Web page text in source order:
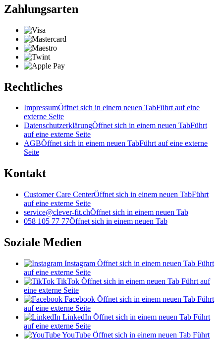
Zahlungsarten
Rechtliches
ImpressumÖffnet sich in einem neuen TabFührt auf eine
externe Seite
DatenschutzerklärungÖffnet sich in einem neuen TabFührt
auf eine externe Seite
AGBÖffnet sich in einem neuen TabFührt auf eine externe
Seite
Kontakt
Customer Care CenterÖffnet sich in einem neuen TabFührt
auf eine externe Seite
service@clever-fit.chÖffnet sich in einem neuen Tab
058 105 77 77Öffnet sich in einem neuen Tab
Soziale Medien
Instagram Öffnet sich in einem neuen Tab Führt
auf eine externe Seite
TikTok Öffnet sich in einem neuen Tab Führt auf
eine externe Seite
Facebook Öffnet sich in einem neuen Tab Führt
auf eine externe Seite
LinkedIn Öffnet sich in einem neuen Tab Führt
auf eine externe Seite
YouTube Öffnet sich in einem neuen Tab Führt